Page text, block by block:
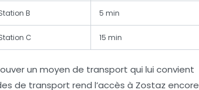
B 5 min
C 15 min
un moyen de transport qui lui convient
de transport rend l’accès à Zostaz encore